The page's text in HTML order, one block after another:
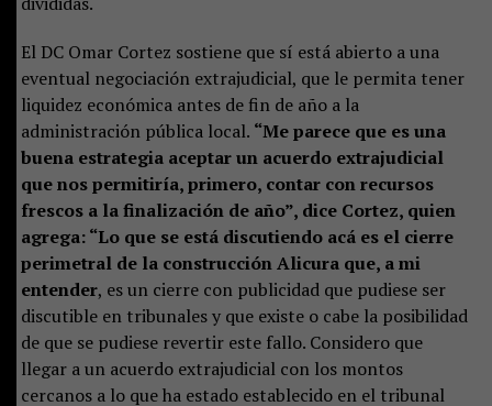
El DC Omar Cortez sostiene que sí está abierto a una
eventual negociación extrajudicial, que le permita tener
liquidez económica antes de fin de año a la
administración pública local. “Me parece que es una
buena estrategia aceptar un acuerdo extrajudicial
que nos permitiría, primero, contar con recursos
frescos a la finalización de año”, dice Cortez, quien
agrega: “Lo que se está discutiendo acá es el cierre
perimetral de la construcción Alicura que, a mi
entender, es un cierre con publicidad que pudiese ser
discutible en tribunales y que existe o cabe la posibilidad
de que se pudiese revertir este fallo. Considero que
llegar a un acuerdo extrajudicial con los montos
cercanos a lo que ha estado establecido en el tribunal